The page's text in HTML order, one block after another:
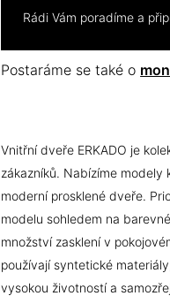
Rádi Vám poradíme a
Postaráme se také o
Vnitřní dveře ERKADO je
zákazníků. Nabízíme modely
moderní prosklené dveře.
modelu sohledem na
množství zasklení v
používají syntetické
vysokou životností a